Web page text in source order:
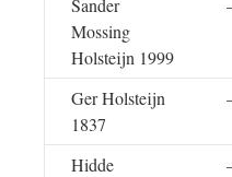
Sander
Mossing
Holsteijn 1999
Ger Holsteijn
1837
Hidde